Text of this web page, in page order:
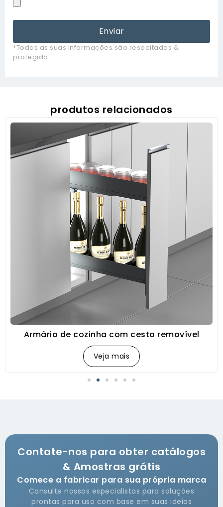
Enviar
*Todas as suas informações são respeitadas &
protegido.
produtos relacionados
Armário de cozinha com cesto removível
Veja mais
Contate-nos para obter catálogos
& Amostras grátis
Comece a fabricar para sua própria marca
Consulte nossos especialistas para soluções
prontas para uso com base em suas ideias